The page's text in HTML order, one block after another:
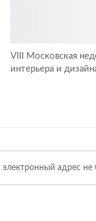
VIII Московская
интерьера и
адрес не